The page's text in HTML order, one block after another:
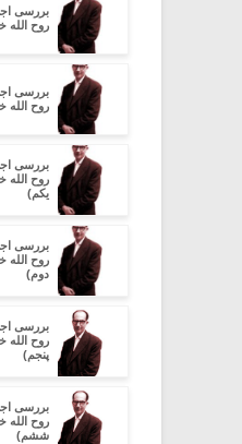
بررسی
روح
بررسی
روح
بررسی
روح
یکم)
بررسی
روح
دوم)
بررسی
روح
پنجم)
بررسی
روح
ششم)